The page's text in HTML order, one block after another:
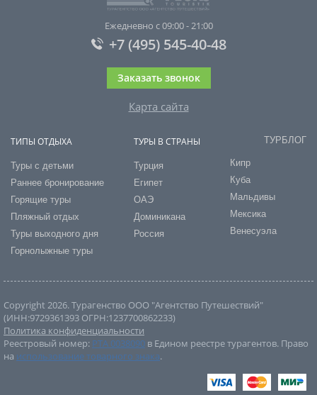
Ежедневно с 09:00 - 21:00
+7 (495) 545-40-48
Заказать звонок
Карта сайта
ТИПЫ ОТДЫХА
Туры с детьми
Раннее бронирование
Горящие туры
Пляжный отдых
Туры выходного дня
Горнолыжные туры
ТУРЫ В СТРАНЫ
Турция
Египет
ОАЭ
Доминикана
Россия
ТУРБЛОГ
Кипр
Куба
Мальдивы
Мексика
Венесуэла
Copyright 2026. Турагенство ООО "Агентство Путешествий"
(ИНН:9729361393 ОГРН:1237700862233)
Политика конфиденциальности
Реестровый номер: РТА 0038090 в Едином реестре турагентов. Право
на использование товарного знака.